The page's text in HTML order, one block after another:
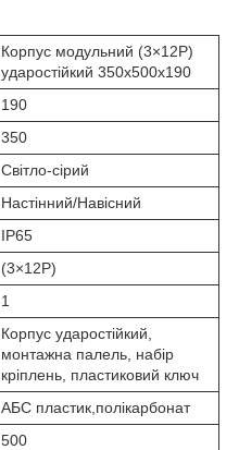
Корпус модульний (3×12Р)
ударостійкий 350x500x190
190
350
Світло-сірий
Настінний/Навісний
IP65
(3×12Р)
1
Корпус ударостійкий,
монтажна палель, набір
кріплень, пластиковий ключ
АБС пластик,полікарбонат
500